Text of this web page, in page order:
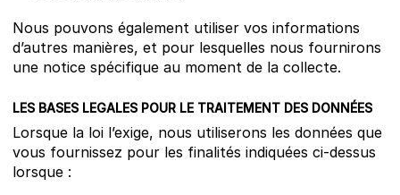
Nous pouvons également utiliser vos informations
d’autres manières, et pour lesquelles nous fournirons
une notice spécifique au moment de la collecte.
LES BASES LEGALES POUR LE TRAITEMENT DES DONNÉES
Lorsque la loi l’exige, nous utiliserons les données que
vous fournissez pour les finalités indiquées ci-dessus
lorsque :